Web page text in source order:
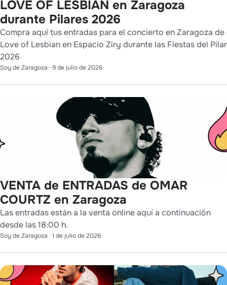
LOVE OF LESBIAN en Zaragoza
durante Pilares 2026
Compra aquí tus entradas para el concierto en Zaragoza de
Love of Lesbian en Espacio Ziry durante las Fiestas del Pilar
2026
Soy de Zaragoza · 9 de julio de 2026
VENTA de ENTRADAS de OMAR
COURTZ en Zaragoza
Las entradas están a la venta online aquí a continuación
desde las 18:00 h.
Soy de Zaragoza · 1 de julio de 2026